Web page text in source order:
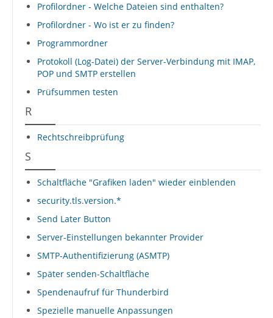
Profilordner - Welche Dateien sind enthalten?
Profilordner - Wo ist er zu finden?
Programmordner
Protokoll (Log-Datei) der Server-Verbindung mit IMAP,
POP und SMTP erstellen
Prüfsummen testen
R
Rechtschreibprüfung
S
Schaltfläche "Grafiken laden" wieder einblenden
security.tls.version.*
Send Later Button
Server-Einstellungen bekannter Provider
SMTP-Authentifizierung (ASMTP)
Später senden-Schaltfläche
Spendenaufruf für Thunderbird
Spezielle manuelle Anpassungen